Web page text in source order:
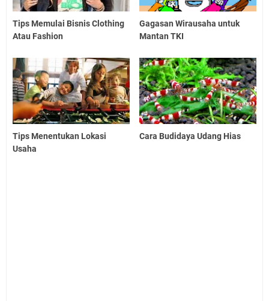
Tips Memulai Bisnis Clothing
Atau Fashion
Gagasan Wirausaha untuk
Mantan TKI
Tips Menentukan Lokasi
Usaha
Cara Budidaya Udang Hias